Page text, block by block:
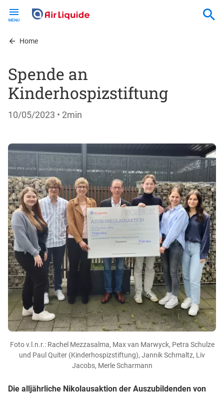
contentHome
Spende an
Kinderhospizstiftung
10/05/2023 • 2min
Foto v.l.n.r.: Rachel Mezzasalma, Max van Marwyck, Petra Schulze
und Paul Quiter (Kinderhospizstiftung), Jannik Schmaltz, Liv
Jacobs, Merle Scharmann
Die alljährliche Nikolausaktion der Auszubildenden von